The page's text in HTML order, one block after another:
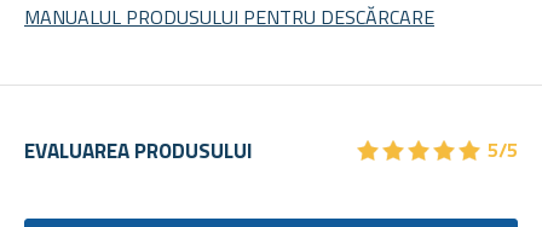
MANUALUL PRODUSULUI PENTRU DESCĂRCARE
EVALUAREA PRODUSULUI ★★★★★
★★★★★ 5/5